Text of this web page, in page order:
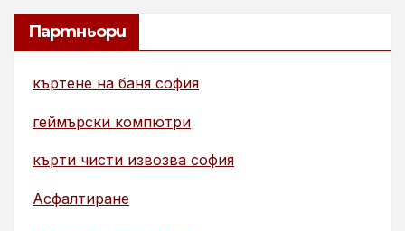
Партньори
къртене на баня софия
геймърски компютри
кърти чисти извозва софия
Асфалтиране